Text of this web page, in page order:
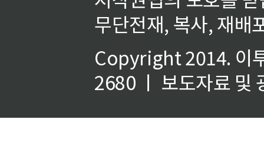
무단전재, 복사, 재배
Copyright 2014. 이
2680 ㅣ 보도자료